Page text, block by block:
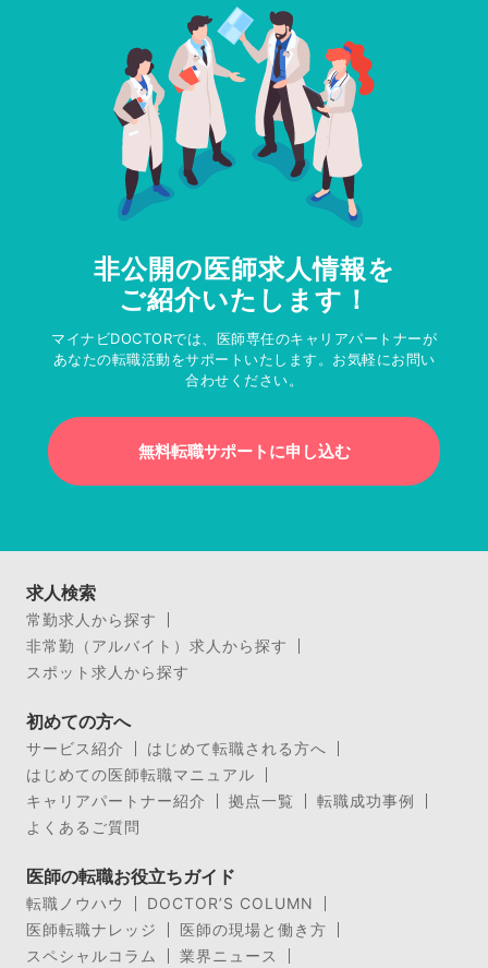
非公開の医師求人情報を
ご紹介いたします！
マイナビDOCTORでは、医師専任のキャリアパートナーが
あなたの転職活動をサポートいたします。お気軽にお問い
合わせください。
無料転職サポートに申し込む
求人検索
常勤求人から探す
非常勤（アルバイト）求人から探す
スポット求人から探す
初めての方へ
サービス紹介
はじめて転職される方へ
はじめての医師転職マニュアル
キャリアパートナー紹介
拠点一覧
転職成功事例
よくあるご質問
医師の転職お役立ちガイド
転職ノウハウ
DOCTOR’S COLUMN
医師転職ナレッジ
医師の現場と働き方
スペシャルコラム
業界ニュース